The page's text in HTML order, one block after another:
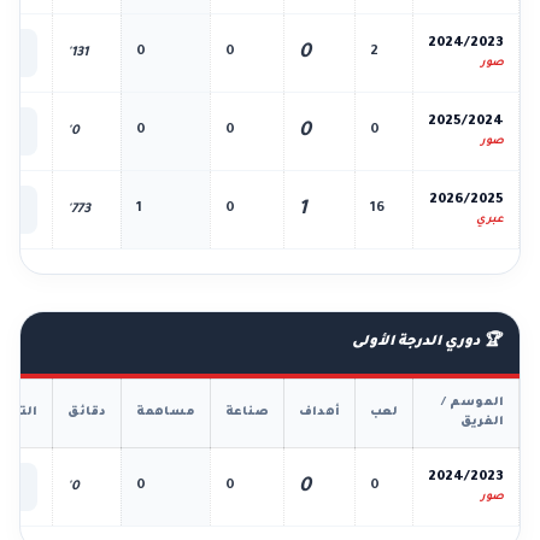
2024/2023
صور
2
0
0
0
131'
2025/2024
صور
0
0
0
0
0'
2026/2025
عبري
16
1
0
1
773'
🏆 دوري الدرجة الأولى
الموسم /
الفريق
لعب أهداف صناعة مساهمة دقائق
2024/2023
صور
0
0
0
0
0'